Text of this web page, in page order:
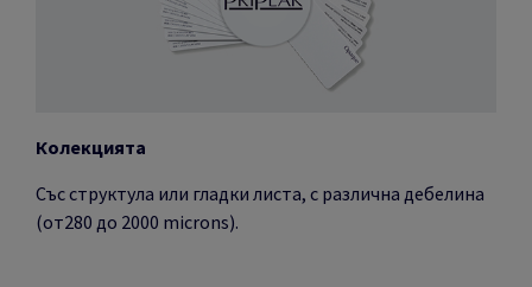
Колекцията
Със структула или гладки листа, с различна дебелина
(от280 до 2000 microns).